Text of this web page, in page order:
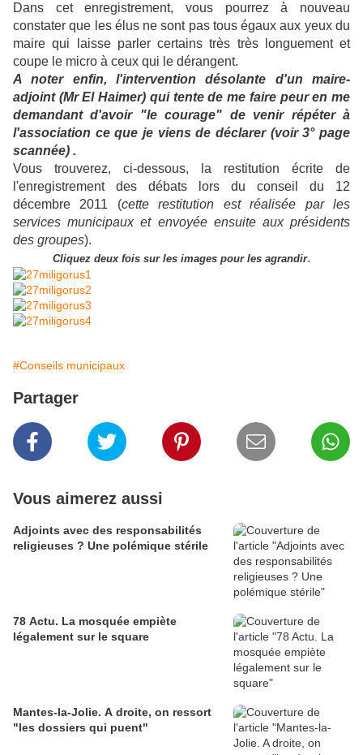
Dans cet enregistrement, vous pourrez à nouveau
constater que les élus ne sont pas tous égaux aux yeux du
maire qui laisse parler certains très très longuement et
coupe le micro à ceux qui le dérangent.
A noter enfin, l'intervention désolante d'un maire-
adjoint (Mr El Haimer) qui tente de me faire peur en me
demandant d'avoir "le courage" de venir répéter à
l'association ce que je viens de déclarer (voir 3° page
scannée) .
Vous trouverez, ci-dessous, la restitution écrite de
l'enregistrement des débats lors du conseil du 12
décembre 2011 (cette restitution est réalisée par les
services municipaux et envoyée ensuite aux présidents
des groupes).
Cliquez deux fois sur les images pour les agrandir.
#Conseils municipaux
Partager
Vous aimerez aussi
Adjoints avec des responsabilités
religieuses ? Une polémique stérile
78 Actu. La mosquée empiète
légalement sur le square
Mantes-la-Jolie. A droite, on ressort
"les dossiers qui puent"